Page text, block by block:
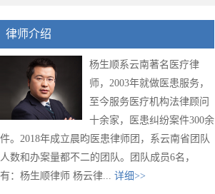
律师介绍
杨生顺系云南著名医疗律
师，2003年就做医患服务，
至今服务医疗机构法律顾问
十余家，医患纠纷案件300余
件。2018年成立晨昀医患律师团，系云南省团队
人数和办案量都不二的团队。团队成员6名，
有：杨生顺律师 杨云律... 详细>>